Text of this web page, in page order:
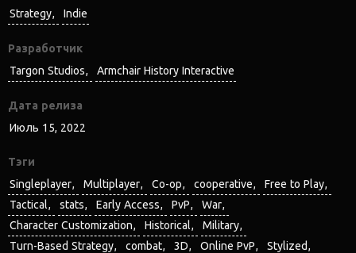
Strategy
Indie
Разработчик
Targon Studios
Armchair History Interactive
Дата релиза
Июль 15, 2022
Тэги
Singleplayer
Multiplayer Co-op cooperative
Free to Play
Tactical
stats Early Access PvP
War
Character Customization
Historical
Military
Turn-Based Strategy
combat 3D Online PvP
Stylized